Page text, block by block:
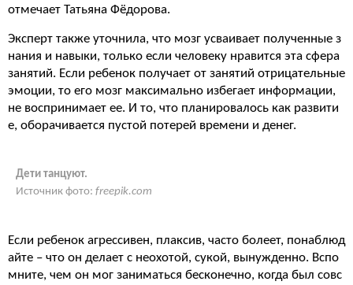
отмечает Татьяна Фёдорова.
Эксперт также уточнила, что мозг усваивает полученные з
нания и навыки, только если человеку нравится эта сфера
занятий. Если ребенок получает от занятий отрицательные
эмоции, то его мозг максимально избегает информации,
не воспринимает ее. И то, что планировалось как развити
е, оборачивается пустой потерей времени и денег.
Дети танцуют.
Источник фото: freepik.com
Если ребенок агрессивен, плаксив, часто болеет, понаблюд
айте – что он делает с неохотой, сукой, вынужденно. Вспо
мните, чем он мог заниматься бесконечно, когда был совс